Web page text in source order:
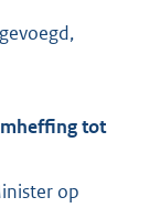
tot
op